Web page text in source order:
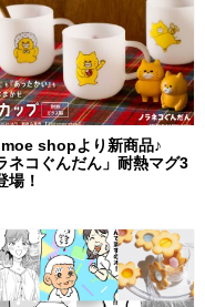
shopより新商品♪
ネコぐんだん」耐熱マグ3
場！